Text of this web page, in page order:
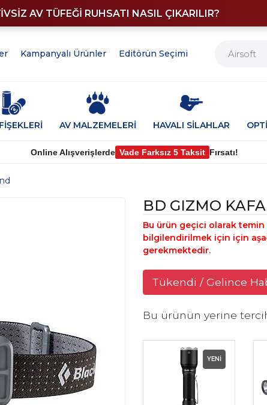
AV TÜFEĞİ RUHSATI NASIL ÇIKARILIR?
Kampanyalı Ürünler Editörün Seçimi
AV MALZEMELERİ HAVALI SİLAHLAR
Online Alışverişlerde Vade Farksız 5 Taksit Fırsatı!
BD GIZMO
Bu ürün geçici olarak
bilgilendirilmek için için
gerekmektedir.
Tükendi / Gelince
Bu ürünün yerine
YENİ